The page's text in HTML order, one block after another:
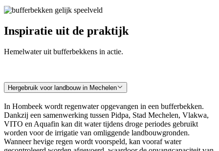
Inspiratie uit de praktijk
Hemelwater uit bufferbekkens in actie.
Hergebruik voor landbouw in Mechelen
In Hombeek wordt regenwater opgevangen in een bufferbekken.
Dankzij een samenwerking tussen Pidpa, Stad Mechelen, Vlakwa,
VITO en Aquafin kan dit water tijdens droge periodes gebruikt
worden voor de irrigatie van omliggende landbouwgronden.
Wanneer hevige regen wordt voorspeld, kan vooraf water